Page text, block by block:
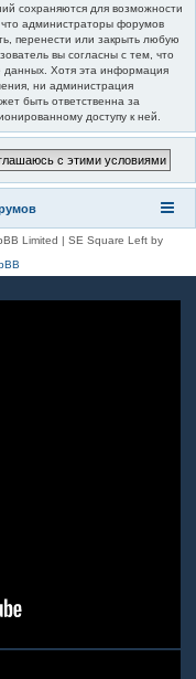
сохраняются для возможности
администраторы форумов
перенести или закрыть любую
вы согласны с тем, что
данных. Хотя эта информация
ни администрация
быть ответственна за
доступу к ней.
Limited | SE Square Left by